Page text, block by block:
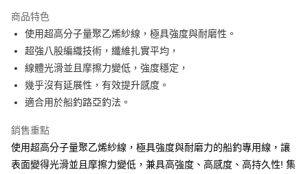
4.訂單成立30分鐘內，如未前往確認交易或遇審核未通過，訂單將自動取
消。如遇「轉專審核」未通過狀況，表示未達大哥付你分期系統評分，恕無
法說明評估內容。
【繳款方式說明】
1.分期款項不併入電信帳單，「大哥付你分期」於每月結算日後寄送繳費提
醒簡訊。
帳／街口支付／iPASS MONEY」等通路繳費。
【注意事項】
1.本服務係由「台灣大哥大股份有限公司」（以下簡稱本公司）所提供，讓
買賣價金債權讓與本公司後，依約使用本公司帳單繳交帳款。
便利好安心！
２．便利：只要手機號碼，簡訊認證，即可結帳。
３．安心：先確認商品／服務後，再付款。
【「AFTEE先享後付」結帳流程】
１．於結帳方式選擇「AFTEE先享後付」後，將跳轉至「AFTEE先享後付」
結帳頁面，進行簡訊認證並確認金額後，即可完成結帳。
３．收到繳費通知簡訊後14天內，點擊此簡訊中的連結，可透過四大超商／
ATM／網路銀行／等多元方式進行付款，方視為交易完成。
※ 請注意：結帳手續完成當下不需立刻繳費，但若您需要取消訂單，請聯絡
購買商品的店家。未經商家同意取消之訂單仍視為有效，需透過AFTEE先享
貨到付款
運送方式
全家取貨付款
每筆NT$60，滿NT$1,200(含以上)免運費
付款後全家取貨
每筆NT$60，滿NT$1,200(含以上)免運費
7-11取貨付款
商品特色
使用超高分子量聚乙烯紗線，極具強度與耐磨性。
超強八股編織技術，纖維扎實平均，
線體光滑並且摩擦力變低，強度穩定，
幾乎沒有延展性，有效提升感度。
適合用於船釣路亞釣法。
銷售重點
使用超高分子量聚乙烯紗線，極具強度與耐磨力的船釣專用線，讓
表面變得光滑並且摩擦力變低，兼具高強度、高感度、高持久性! 集